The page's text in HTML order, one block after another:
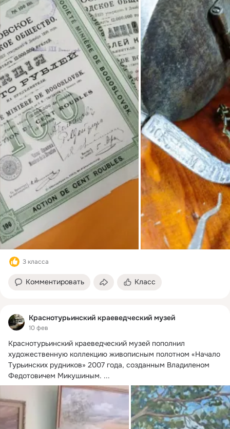
3 класса
Комментировать Класс
Краснотурьинский краеведческий музей
10 фев
Краснотурьинский краеведческий музей пополнил
художественную коллекцию живописным полотном «Начало
Турьинских рудников» 2007 года, созданным Владиленом
Федотовичем Микушиным. ...